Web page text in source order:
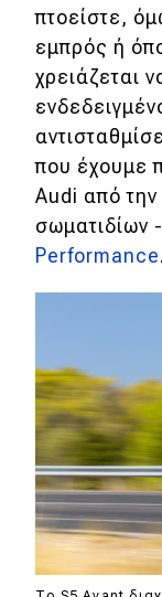
πτοείστε,
εμπρός ή
χρειάζεται
που έχουμε
Audi από
σωματιδίων
Performance.